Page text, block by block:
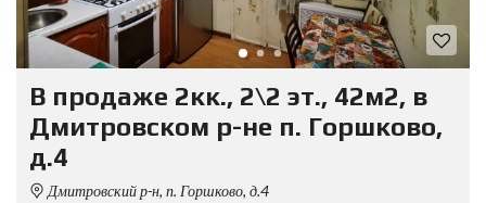
В продаже 2кк., 2\2 эт., 42м2, в
Дмитровском р-не п. Горшково,
д.4
Дмитровский р-н, п. Горшково, д.4